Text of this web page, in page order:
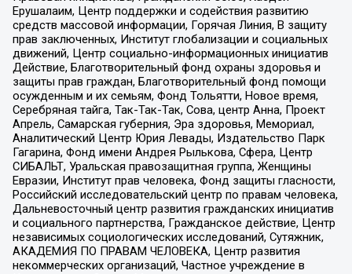
Ерушалаим, Центр поддержки и содействия развитию
средств массовой информации, Горячая Линия, В защиту
прав заключенных, Институт глобализации и социальных
движений, Центр социально-информационных инициатив
Действие, Благотворительный фонд охраны здоровья и
защиты прав граждан, Благотворительный фонд помощи
осужденным и их семьям, Фонд Тольятти, Новое время,
Серебряная тайга, Так-Так-Так, Сова, центр Анна, Проект
Апрель, Самарская губерния, Эра здоровья, Мемориал,
Аналитический Центр Юрия Левады, Издательство Парк
Гагарина, Фонд имени Андрея Рылькова, Сфера, Центр
СИБАЛЬТ, Уральская правозащитная группа, Женщины
Евразии, Институт прав человека, Фонд защиты гласности,
Российский исследовательский центр по правам человека,
Дальневосточный центр развития гражданских инициатив
и социального партнерства, Гражданское действие, Центр
независимых социологических исследований, Сутяжник,
АКАДЕМИЯ ПО ПРАВАМ ЧЕЛОВЕКА, Центр развития
некоммерческих организаций, Частное учреждение в